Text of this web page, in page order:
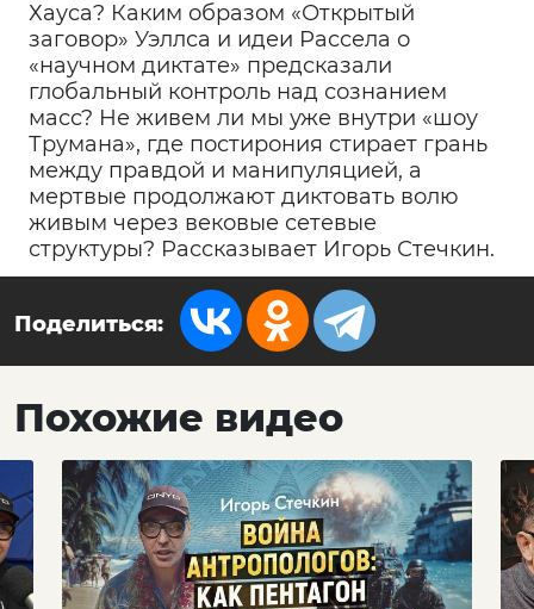
Хауса? Каким образом «Открытый
заговор» Уэллса и идеи Рассела о
«научном диктате» предсказали
глобальный контроль над сознанием
масс? Не живем ли мы уже внутри «шоу
Трумана», где постирония стирает грань
между правдой и манипуляцией, а
мертвые продолжают диктовать волю
живым через вековые сетевые
структуры? Рассказывает Игорь Стечкин.
Поделиться:
Похожие видео